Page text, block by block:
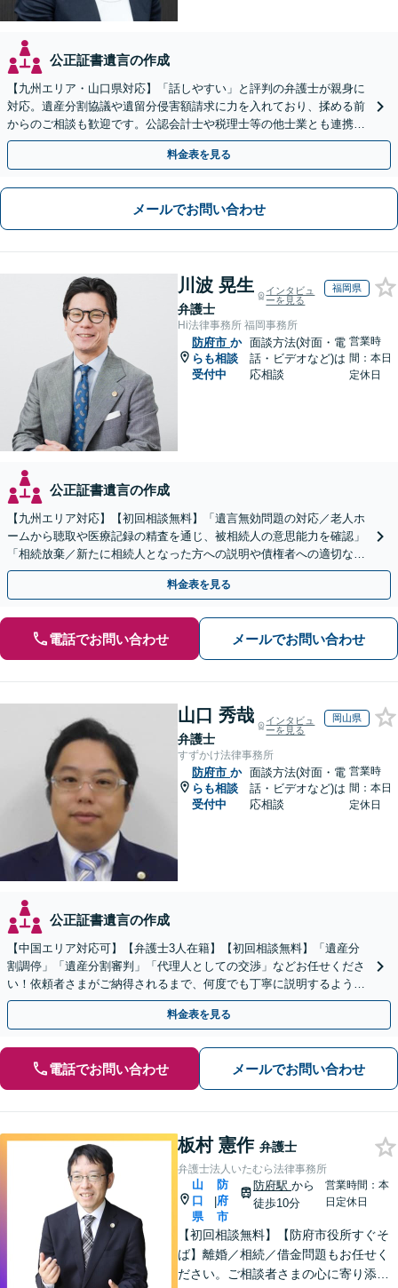
公正証書遺言の作成
【九州エリア・山口県対応】「話しやすい」と評判の弁護士が親身に
対応。遺産分割協議や遺留分侵害額請求に力を入れており、揉める前
からのご相談も歓迎です。公認会計士や税理士等の他士業とも連携
し、円満な解決を全力でサポートいたします。
料金表を見る
メールでお問い合わせ
川波 晃生
弁護士
インタビュ
ーを見る
福岡県
Hi法律事務所 福岡事務所
防府市 か
らも相談
受付中
面談方法(対面・電
話・ビデオなど)は
応相談
営業時
間：本日
定休日
公正証書遺言の作成
【九州エリア対応】【初回相談無料】「遺言無効問題の対応／老人ホ
ームから聴取や医療記録の精査を通じ、被相続人の意思能力を確認」
「相続放棄／新たに相続人となった方への説明や債権者への適切な対
応まで、きめ細やかにサポート」【休日・夜間相談可】
料金表を見る
電話でお問い合わせ メールでお問い合わせ
山口 秀哉
弁護士
インタビュ
ーを見る
岡山県
すずかけ法律事務所
防府市 か
らも相談
受付中
面談方法(対面・電
話・ビデオなど)は
応相談
営業時
間：本日
定休日
公正証書遺言の作成
【中国エリア対応可】【弁護士3人在籍】【初回相談無料】「遺産分
割調停」「遺産分割審判」「代理人としての交渉」などお任せくださ
い！依頼者さまがご納得されるまで、何度でも丁寧に説明するよう心
掛けています【土日祝／夜間対応可】【当日／電話相談可】
料金表を見る
電話でお問い合わせ メールでお問い合わせ
板村 憲作 弁護士
弁護士法人いたむら法律事務所
山
口
県
|
防
府
市
防府駅 から
徒歩10分
営業時間：本
日定休日
【初回相談無料】【防府市役所すぐそ
ば】離婚／相続／借金問題もお任せく
ださい。ご相談者さまの心に寄り添っ